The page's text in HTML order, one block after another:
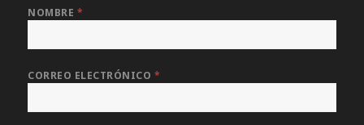
NOMBRE *
CORREO ELECTRÓNICO *